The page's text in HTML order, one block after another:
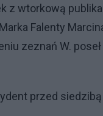
z wtorkową
Falenty
zeznań W.
przed